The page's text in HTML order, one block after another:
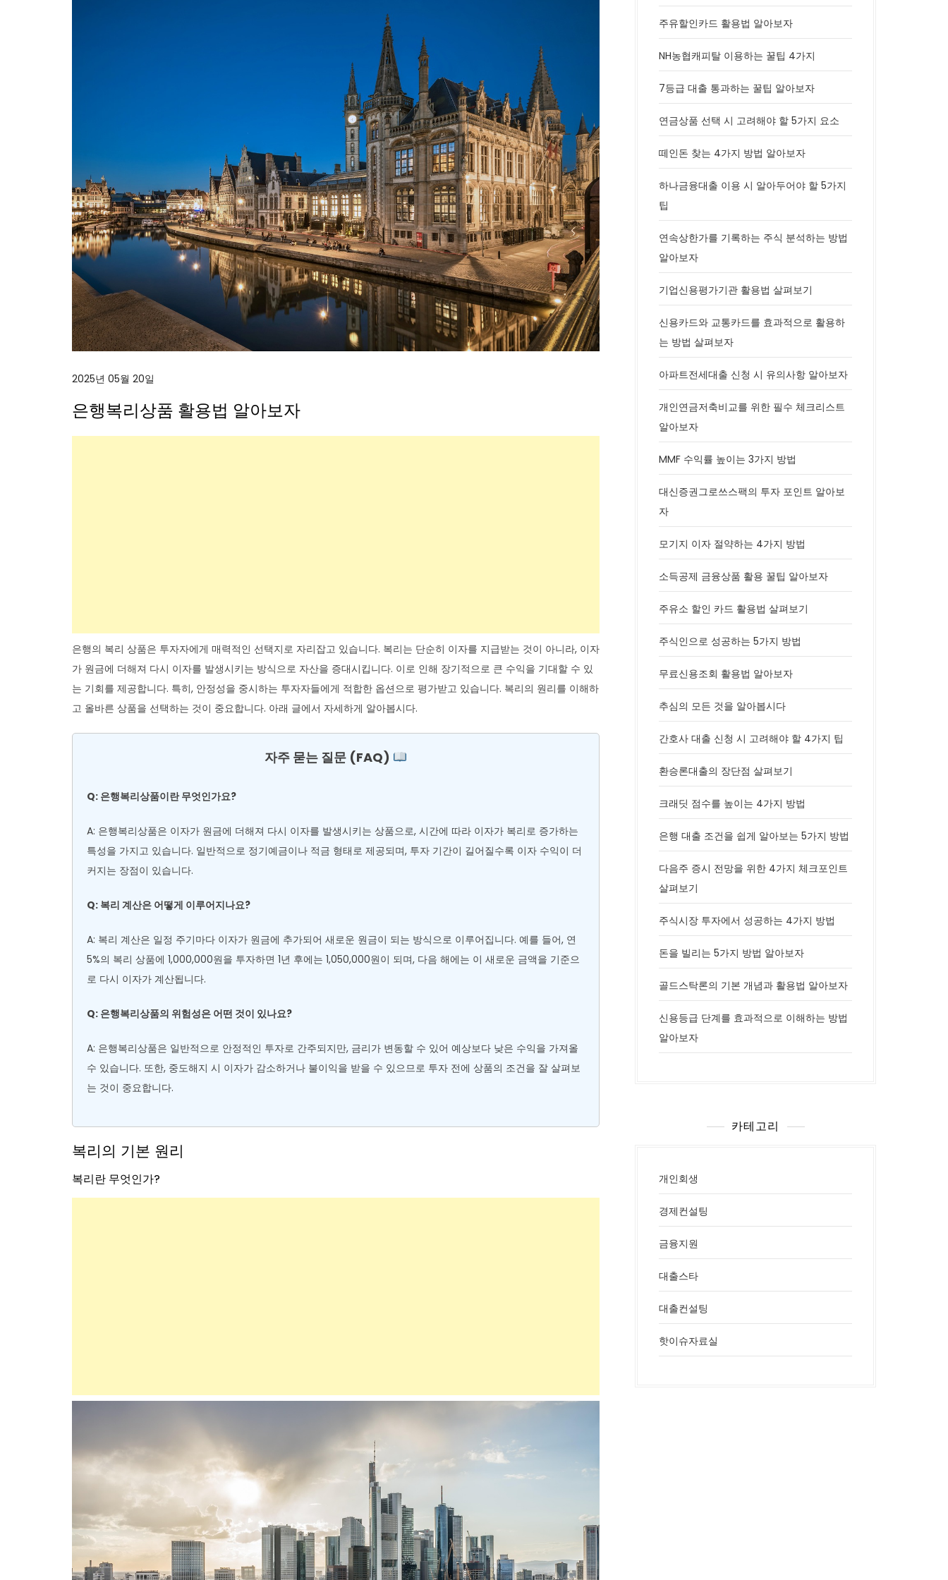
2025년 05월 20일
은행복리상품 활용법 알아보자
은행의 복리 상품은 투자자에게 매력적인 선택지로 자리잡고 있습니다. 복리는 단순히 이자를 지급받는 것이 아니라, 이자
가 원금에 더해져 다시 이자를 발생시키는 방식으로 자산을 증대시킵니다. 이로 인해 장기적으로 큰 수익을 기대할 수 있
는 기회를 제공합니다. 특히, 안정성을 중시하는 투자자들에게 적합한 옵션으로 평가받고 있습니다. 복리의 원리를 이해하
고 올바른 상품을 선택하는 것이 중요합니다. 아래 글에서 자세하게 알아봅시다.
자주 묻는 질문 (FAQ)
Q: 은행복리상품이란 무엇인가요?
A: 은행복리상품은 이자가 원금에 더해져 다시 이자를 발생시키는 상품으로, 시간에 따라 이자가 복리로 증가하는
특성을 가지고 있습니다. 일반적으로 정기예금이나 적금 형태로 제공되며, 투자 기간이 길어질수록 이자 수익이 더
커지는 장점이 있습니다.
Q: 복리 계산은 어떻게 이루어지나요?
A: 복리 계산은 일정 주기마다 이자가 원금에 추가되어 새로운 원금이 되는 방식으로 이루어집니다. 예를 들어, 연
5%의 복리 상품에 1,000,000원을 투자하면 1년 후에는 1,050,000원이 되며, 다음 해에는 이 새로운 금액을 기준으
로 다시 이자가 계산됩니다.
Q: 은행복리상품의 위험성은 어떤 것이 있나요?
A: 은행복리상품은 일반적으로 안정적인 투자로 간주되지만, 금리가 변동할 수 있어 예상보다 낮은 수익을 가져올
수 있습니다. 또한, 중도해지 시 이자가 감소하거나 불이익을 받을 수 있으므로 투자 전에 상품의 조건을 잘 살펴보
는 것이 중요합니다.
복리의 기본 원리
복리란 무엇인가?
주유할인카드 활용법 알아보자
NH농협캐피탈 이용하는 꿀팁 4가지
7등급 대출 통과하는 꿀팁 알아보자
연금상품 선택 시 고려해야 할 5가지 요소
떼인돈 찾는 4가지 방법 알아보자
하나금융대출 이용 시 알아두어야 할 5가지
팁
연속상한가를 기록하는 주식 분석하는 방법
알아보자
기업신용평가기관 활용법 살펴보기
신용카드와 교통카드를 효과적으로 활용하
는 방법 살펴보자
아파트전세대출 신청 시 유의사항 알아보자
개인연금저축비교를 위한 필수 체크리스트
알아보자
MMF 수익률 높이는 3가지 방법
대신증권그로쓰스팩의 투자 포인트 알아보
자
모기지 이자 절약하는 4가지 방법
소득공제 금융상품 활용 꿀팁 알아보자
주유소 할인 카드 활용법 살펴보기
주식인으로 성공하는 5가지 방법
무료신용조회 활용법 알아보자
추심의 모든 것을 알아봅시다
간호사 대출 신청 시 고려해야 할 4가지 팁
환승론대출의 장단점 살펴보기
크래딧 점수를 높이는 4가지 방법
은행 대출 조건을 쉽게 알아보는 5가지 방법
다음주 증시 전망을 위한 4가지 체크포인트
살펴보기
주식시장 투자에서 성공하는 4가지 방법
돈을 빌리는 5가지 방법 알아보자
골드스탁론의 기본 개념과 활용법 알아보자
신용등급 단계를 효과적으로 이해하는 방법
알아보자
카테고리
개인회생
경제컨설팅
금융지원
대출스타
대출컨설팅
핫이슈자료실